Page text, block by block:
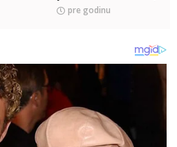
posledice su jezive
pre godinu